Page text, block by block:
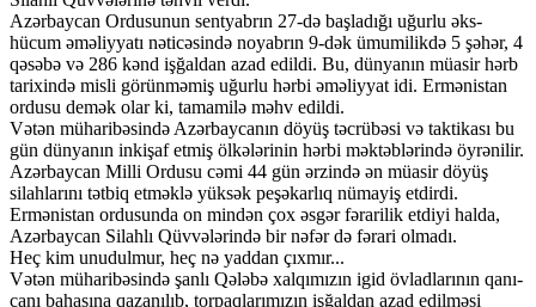
Azərbaycan Ordusunun sentyabrın 27-də başladığı uğurlu əks-
hücum əməliyyatı nəticəsində noyabrın 9-dək ümumilikdə 5 şəhər, 4
qəsəbə və 286 kənd işğaldan azad edildi. Bu, dünyanın müasir hərb
tarixində misli görünməmiş uğurlu hərbi əməliyyat idi. Ermənistan
ordusu demək olar ki, tamamilə məhv edildi.
Vətən müharibəsində Azərbaycanın döyüş təcrübəsi və taktikası bu
gün dünyanın inkişaf etmiş ölkələrinin hərbi məktəblərində öyrənilir.
Azərbaycan Milli Ordusu cəmi 44 gün ərzində ən müasir döyüş
silahlarını tətbiq etməklə yüksək peşəkarlıq nümayiş etdirdi.
Ermənistan ordusunda on mindən çox əsgər fərarilik etdiyi halda,
Azərbaycan Silahlı Qüvvələrində bir nəfər də fərari olmadı.
Heç kim unudulmur, heç nə yaddan çıxmır...
Vətən müharibəsində şanlı Qələbə xalqımızın igid övladlarının qanı-
canı bahasına qazanılıb, torpaqlarımızın işğaldan azad edilməsi